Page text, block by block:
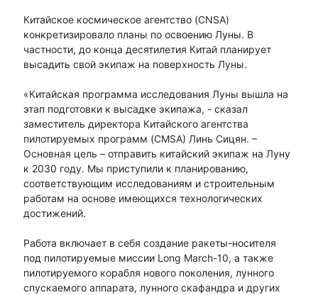
Китайское космическое агентство (CNSA)
конкретизировало планы по освоению Луны. В
частности, до конца десятилетия Китай планирует
высадить свой экипаж на поверхность Луны.
«Китайская программа исследования Луны вышла на
этап подготовки к высадке экипажа, - сказал
заместитель директора Китайского агентства
пилотируемых программ (CMSA) Линь Сицян. –
Основная цель – отправить китайский экипаж на Луну
к 2030 году. Мы приступили к планированию,
соответствующим исследованиям и строительным
работам на основе имеющихся технологических
достижений.
Работа включает в себя создание ракеты-носителя
под пилотируемые миссии Long March-10, а также
пилотируемого корабля нового поколения, лунного
спускаемого аппарата, лунного скафандра и других